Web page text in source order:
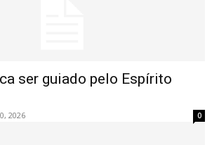
ser guiado pelo Espírito
2026 0